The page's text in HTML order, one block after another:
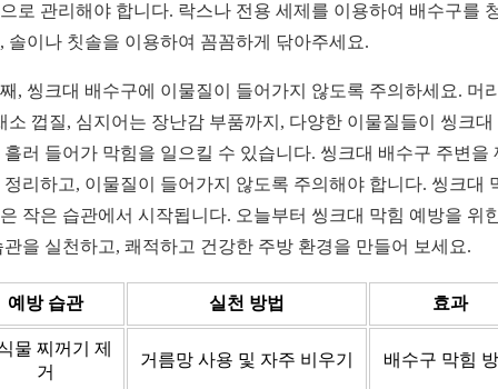
로 관리해야 합니다. 락스나 전용 세제를 이용하여 배수구를
솔이나 칫솔을 이용하여 꼼꼼하게 닦아주세요.
, 씽크대 배수구에 이물질이 들어가지 않도록 주의하세요. 머
소 껍질, 심지어는 장난감 부품까지, 다양한 이물질들이 씽크대
흘러 들어가 막힘을 일으킬 수 있습니다. 씽크대 배수구 주변을
정리하고, 이물질이 들어가지 않도록 주의해야 합니다. 씽크대
작은 습관에서 시작됩니다. 오늘부터 씽크대 막힘 예방을 위
관을 실천하고, 쾌적하고 건강한 주방 환경을 만들어 보세요.
예방 습관 실천 방법 효과
물 찌꺼기 제
거
거름망 사용 및 자주 비우기 배수구 막힘